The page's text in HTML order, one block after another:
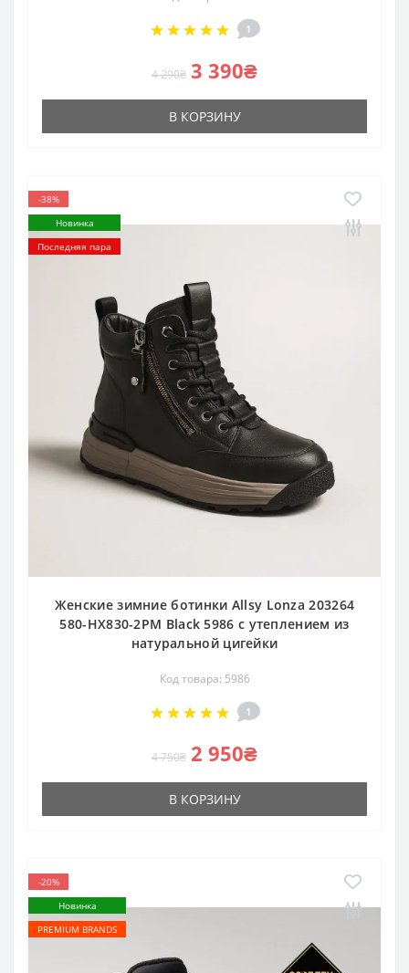
1
4 290₴ 3 390₴
В КОРЗИНУ
-38%
Новинка
Последняя пара
Женские зимние ботинки Allsy Lonza 203264
580-HX830-2PM Black 5986 с утеплением из
натуральной цигейки
Код товара: 5986
1
4 750₴ 2 950₴
В КОРЗИНУ
-20%
Новинка
PREMIUM BRANDS